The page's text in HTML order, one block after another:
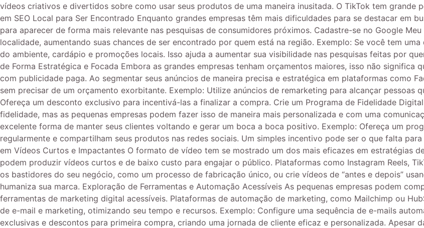
vídeos criativos e divertidos sobre como usar seus produtos de uma maneira inusitada. O TikTok tem
em SEO Local para Ser Encontrado Enquanto grandes empresas têm mais dificuldades para se destacar em
para aparecer de forma mais relevante nas pesquisas de consumidores próximos. Cadastre-se no Google
localidade, aumentando suas chances de ser encontrado por quem está na região. Exemplo: Se você tem
do ambiente, cardápio e promoções locais. Isso ajuda a aumentar sua visibilidade nas pesquisas feitas por
de Forma Estratégica e Focada Embora as grandes empresas tenham orçamentos maiores, isso não
com publicidade paga. Ao segmentar seus anúncios de maneira precisa e estratégica em plataformas como
sem precisar de um orçamento exorbitante. Exemplo: Utilize anúncios de remarketing para alcançar pessoas
Ofereça um desconto exclusivo para incentivá-las a finalizar a compra. Crie um Programa de Fidelidade
fidelidade, mas as pequenas empresas podem fazer isso de maneira mais personalizada e com uma
excelente forma de manter seus clientes voltando e gerar um boca a boca positivo. Exemplo: Ofereça um
regularmente e compartilham seus produtos nas redes sociais. Um simples incentivo pode ser o que falta
em Vídeos Curtos e Impactantes O formato de vídeo tem se mostrado um dos mais eficazes em estratégias
podem produzir vídeos curtos e de baixo custo para engajar o público. Plataformas como Instagram Reels,
os bastidores do seu negócio, como um processo de fabricação único, ou crie vídeos de “antes e depois”
humaniza sua marca. Exploração de Ferramentas e Automação Acessíveis As pequenas empresas podem
ferramentas de marketing digital acessíveis. Plataformas de automação de marketing, como Mailchimp ou
de e-mail e marketing, otimizando seu tempo e recursos. Exemplo: Configure uma sequência de e-mails
exclusivas e descontos para primeira compra, criando uma jornada de cliente eficaz e personalizada. Apesar